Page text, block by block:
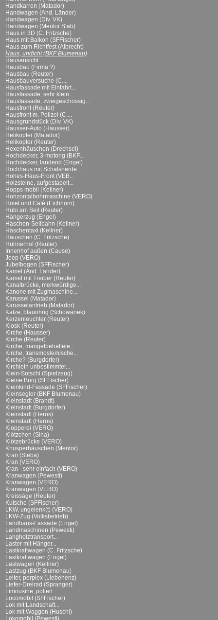
Handkarren (Matador)
Handwagen (And. Länder)
Handwagen (Div. VK)
Handwagen (Mentor Stab)
Haus in 3D (C. Fritzsche)
Haus mit Balkon (SFFischer)
Haus zum Richtfest (Albrecht)
Haus, undicht (BKF Blumenau)
Hausansicht...
Hausbau (Firma ?)
Hausbau (Reuter)
Hausbauversuche (C....
Hausfassade mit Einfahrt...
Hausfassade, sehr klein...
Hausfassade, zweigeschossig...
Hausfront (Reuter)
Hausfront m. Polizei (C....
Hausgrundstück (Div. VK)
Hausser-Auto (Hausser)
Helikopter (Matador)
Helikopter (Reuter)
Hexenhäuschen (Drechsel)
Hochdecker, 3-motorig (BKF...
Hochdecker, landend (Engel)
Hochhaus mit Schafsherde...
Hohes-Haus-Front (VEB...
Holzsteine, aufgestapelt...
Hopps mobil (Kellner)
Horizontalbohrmaschine (VERO)
Hotel und Café (Eichhorn)
Hubi am Seil (Reuter)
Hängerzug (Engel)
Häschen-Seilbahn (Kellner)
Häschentaxi (Kellner)
Häuschen (C. Fritzsche)
Hühnerhof (Reuter)
Innenhof außen (Cause)
Jeep (VERO)
Jubelbogen (SFFischer)
Kamel (And. Länder)
Kamel mit Treiber (Reuter)
Kanalbrücke, merkwürdige...
Kanone mit Zugmaschine...
Karussel (Matador)
Karusselantrieb (Matador)
Katze, blauohrig (Schowanek)
Kerzenleuchter (Reuter)
Kiosk (Reuter)
Kirche (Hausser)
Kirche (Reuter)
Kirche, mängelbehaftete...
Kirche, transmoslemische...
Kirche? (Burgdorfer)
Kirchlein unbestimmter...
Klein-Sotschi (Spielzeug)
Kleine Burg (SFFischer)
Kleinkind-Fassade (SFFischer)
Kleinsegler (BKF Blumenau)
Kleinstadt (Brandt)
Kleinstadt (Burgdorfer)
Kleinstadt (Heros)
Kleinstadt (Heros)
Klopperei (VERO)
Klötzchen (Sina)
Klötzebrücke (VERO)
Knusperhäuschen (Mentor)
Kran (Steba)
Kran (VERO)
Kran - sehr einfach (VERO)
Kranwagen (Pewesti)
Kranwagen (VERO)
Kranwagen (VERO)
Kreissäge (Reuter)
Kutsche (SFFischer)
LKW, ungelenk(t) (VERO)
LKW-Zug (Volksbetrieb)
Landhaus-Fassade (Engel)
Landmaschinen (Pewesti)
Langholztransport...
Laster mit Hänger...
Lastkraftwagen (C. Fritzsche)
Lastkraftwagen (Engel)
Lastwagen (Kellner)
Lastzug (BKF Blumenau)
Leiter, perplex (Liebehenz)
Liefer-Dreirad (Spranger)
Limousine, poliert...
Locomobil (SFFischer)
Lok mit Landschaft...
Lok mit Waggon (Huschi)
Lokomobil (Pewesti)